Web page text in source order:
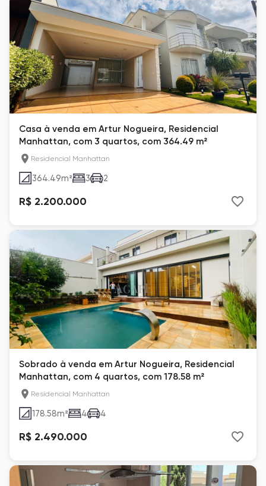
Casa à venda em Artur Nogueira, Residencial
Manhattan, com 3 quartos, com 364.49 m²
Residencial Manhattan
364.49m² 3 2
R$ 2.200.000
Sobrado à venda em Artur Nogueira, Residencial
Manhattan, com 4 quartos, com 178.58 m²
Residencial Manhattan
178.58m² 4 4
R$ 2.490.000